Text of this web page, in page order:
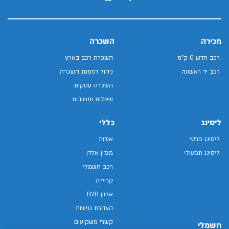
מכירה
רכב חדש 0 ק"מ
רכב יד ראשונה
השכרה
השכרת רכב בארץ
ניהול הזמנת השכרה
השכרה עסקית
שאלות ותשובות
ליסינג
ליסינג פרטי
ליסינג תפעולי
חשמלי
כללי
אודות
מגזין אלדן
רכב חשמלי
קריירה
אלדן B2B
הצהרת נגישות
קשרי משקיעים